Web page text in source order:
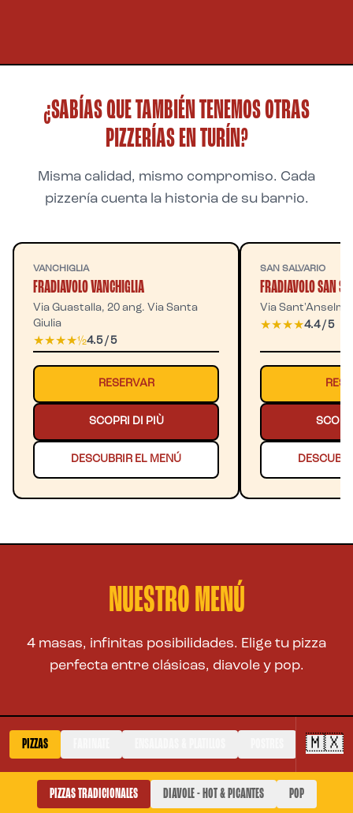
¿SABÍAS QUE TAMBIÉN TENEMOS OTRAS
PIZZERÍAS EN TURÍN?
Misma calidad, mismo compromiso. Cada
pizzería cuenta la historia de su barrio.
VANCHIGLIA
FRADIAVOLO VANCHIGLIA
Via Guastalla, 20 ang. Via Santa
Giulia
★★★★½4.5 / 5
RESERVAR
SCOPRI DI PIÙ
DESCUBRIR EL MENÚ
SAN SALVARIO
FRADIAVOLO SAN
Via
★★★★4.4 / 5
NUESTRO MENÚ
4 masas, infinitas posibilidades. Elige tu pizza
perfecta entre clásicas, diavole y pop.
PIZZAS 🇲🇽
PIZZAS TRADICIONALES DIAVOLE - HOT & PICANTES POP